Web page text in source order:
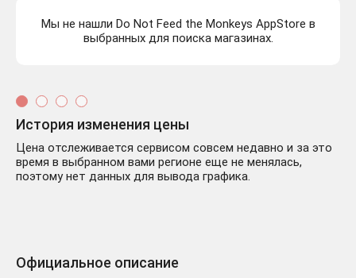
Мы не нашли Do Not Feed the Monkeys AppStore в
выбранных для поиска магазинах.
История изменения цены
Цена отслеживается сервисом совсем недавно и за это
время в выбранном вами регионе еще не менялась,
поэтому нет данных для вывода графика.
Официальное описание